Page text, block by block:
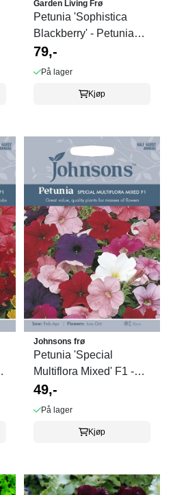
Garden Living Frø
Petunia 'Sophistica
Blackberry' - Petunia
grandiflora
79,-
På lager
Kjøp
Johnsons frø
Petunia 'Special
Multiflora Mixed' F1 -
Petunia multiflora
49,-
På lager
Kjøp